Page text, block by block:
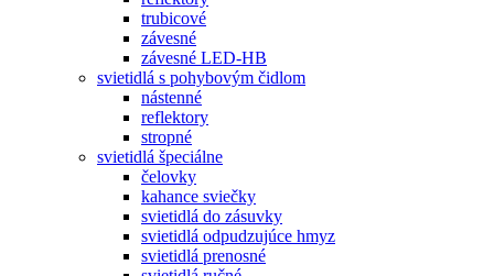
trubicové
závesné
závesné LED-HB
svietidlá s pohybovým čidlom
nástenné
reflektory
stropné
svietidlá špeciálne
čelovky
kahance sviečky
svietidlá do zásuvky
svietidlá odpudzujúce hmyz
svietidlá prenosné